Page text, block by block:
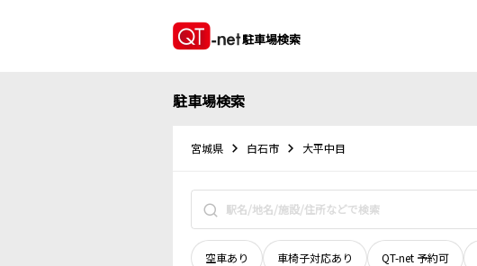
駐車場検索
駐車場検索
宮城県 白石市 大平中目
空車あり 車椅子対応あり QT-net 予約可